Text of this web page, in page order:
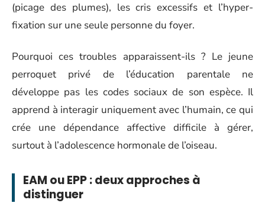
(picage des plumes), les cris excessifs et l’hyper-
fixation sur une seule personne du foyer.
Pourquoi ces troubles apparaissent-ils ? Le jeune
perroquet privé de l’éducation parentale ne
développe pas les codes sociaux de son espèce. Il
apprend à interagir uniquement avec l’humain, ce qui
crée une dépendance affective difficile à gérer,
surtout à l’adolescence hormonale de l’oiseau.
EAM ou EPP : deux approches à
distinguer